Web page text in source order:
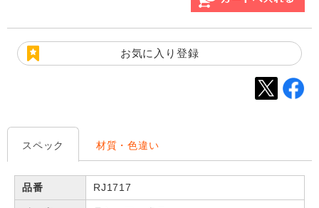
お気に入り登録
スペック 材質・色違い
品番 RJ1717